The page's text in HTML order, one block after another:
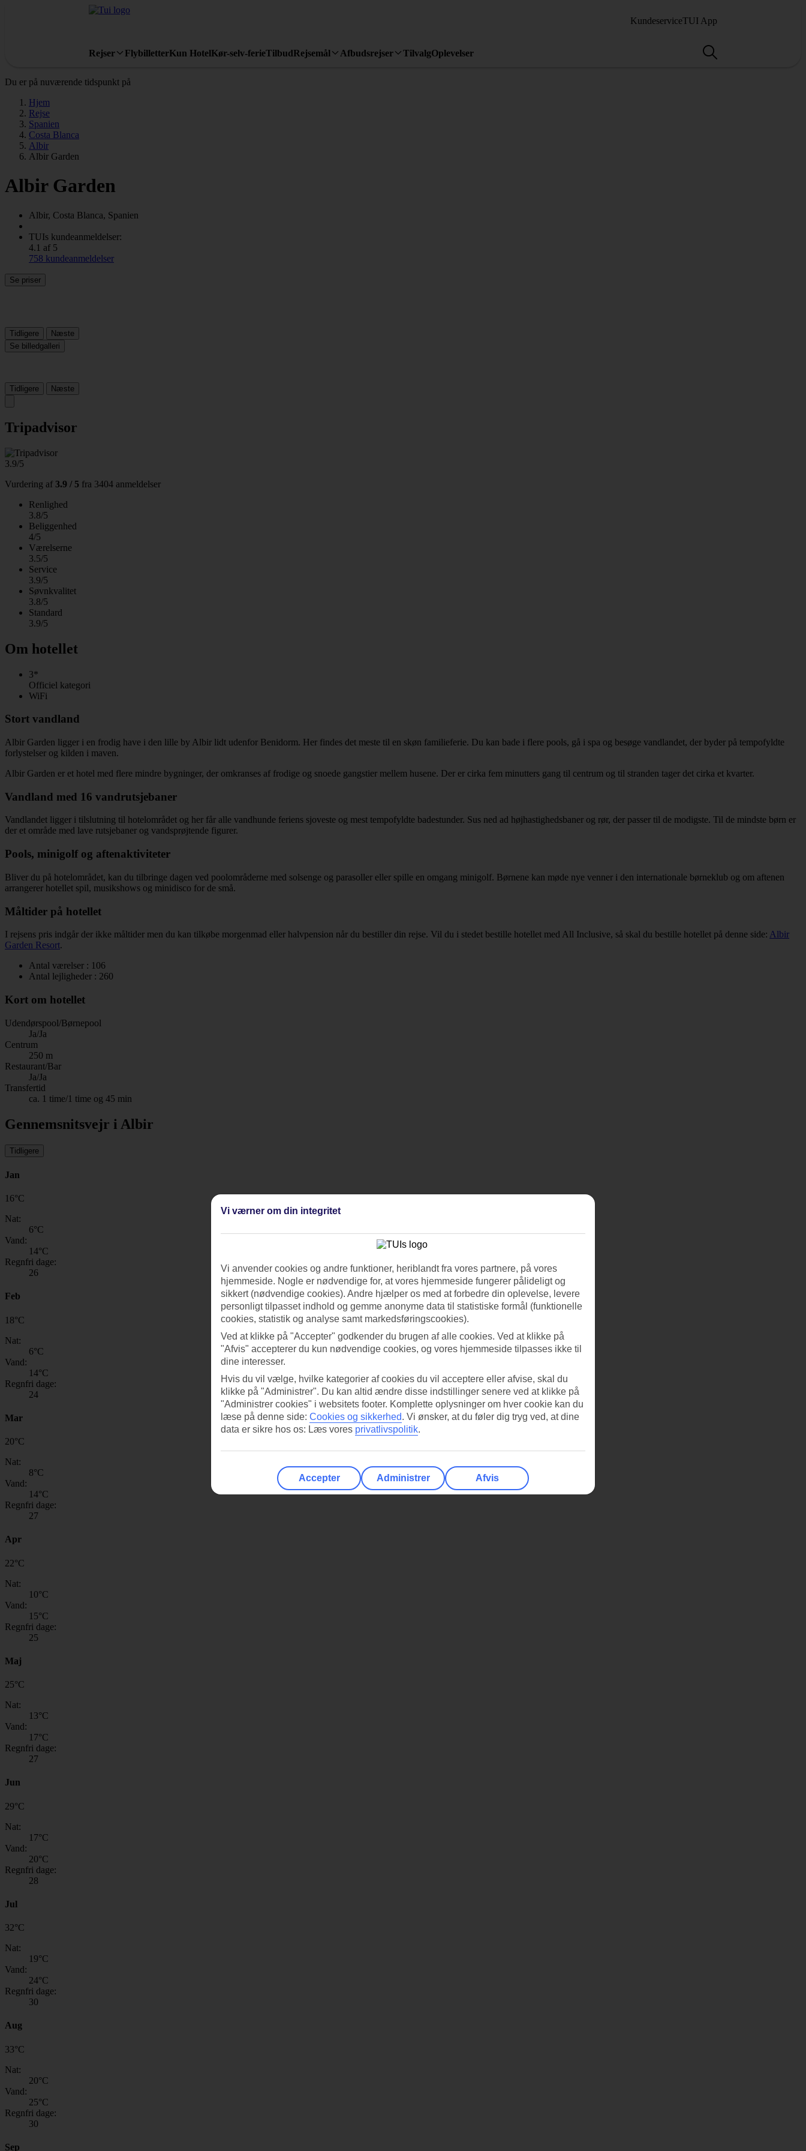
KundeserviceTUI App
Rejser FlybilletterKun HotelKør-selv-ferieTilbudRejsemål Afbudsrejser TilvalgOplevelser
Du er på nuværende tidspunkt på
Hjem
Rejse
Spanien
Costa Blanca
Albir
Albir Garden
Albir Garden
Albir, Costa Blanca, Spanien
TUIs kundeanmeldelser:
4.1 af 5
758 kundeanmeldelser
Se priser
Tidligere
Næste
Se billedgalleri
Tidligere Næste
Tripadvisor
3.9/5
Vurdering af 3.9 / 5 fra 3404 anmeldelser
Renlighed
3.8/5
Beliggenhed
4/5
Værelserne
3.5/5
Service
3.9/5
Søvnkvalitet
3.8/5
Standard
3.9/5
Om hotellet
3*
Officiel kategori
WiFi
Stort vandland
Albir Garden ligger i en frodig have i den lille by Albir lidt udenfor Benidorm. Her findes det meste til en skøn familieferie. Du kan bade i flere pools, gå i spa og besøge vandlandet, der byder på tempofyldte
forlystelser og kilden i maven.
Albir Garden er et hotel med flere mindre bygninger, der omkranses af frodige og snoede gangstier mellem husene. Der er cirka fem minutters gang til centrum og til stranden tager det cirka et kvarter.
Vandland med 16 vandrutsjebaner
Vandlandet ligger i tilslutning til hotelområdet og her får alle vandhunde feriens sjoveste og mest tempofyldte badestunder. Sus ned ad højhastighedsbaner og rør, der passer til de modigste. Til de mindste børn er
der et område med lave rutsjebaner og vandsprøjtende figurer.
Pools, minigolf og aftenaktiviteter
Bliver du på hotelområdet, kan du tilbringe dagen ved poolområderne med solsenge og parasoller eller spille en omgang minigolf. Børnene kan møde nye venner i den internationale børneklub og om aftenen
arrangerer hotellet spil, musikshows og minidisco for de små.
Måltider på hotellet
I rejsens pris indgår der ikke måltider men du kan tilkøbe morgenmad eller halvpension når du bestiller din rejse. Vil du i stedet bestille hotellet med All Inclusive, så skal du bestille hotellet på denne side: Albir
Garden Resort.
Antal værelser : 106
Antal lejligheder : 260
Kort om hotellet
Udendørspool/Børnepool
Ja/Ja
Centrum
250 m
Restaurant/Bar
Ja/Ja
Transfertid
ca. 1 time/1 time og 45 min
Gennemsnitsvejr i Albir
Tidligere
Jan
16°C
Nat:
6°C
Vand:
14°C
Regnfri dage:
26
Feb
18°C
Nat:
6°C
Vand:
14°C
Regnfri dage:
24
Mar
20°C
Nat:
8°C
Vand:
14°C
Regnfri dage:
27
Apr
22°C
Nat:
10°C
Vand:
15°C
Regnfri dage:
25
Maj
25°C
Nat:
13°C
Vand:
17°C
Regnfri dage:
27
Jun
29°C
Nat:
17°C
Vand:
20°C
Regnfri dage:
28
Jul
32°C
Nat:
19°C
Vand:
24°C
Regnfri dage:
30
Aug
33°C
Nat:
20°C
Vand:
25°C
Regnfri dage:
30
Sep
Vi værner om din integritet
Vi anvender cookies og andre funktioner, heriblandt fra vores partnere, på vores
hjemmeside. Nogle er nødvendige for, at vores hjemmeside fungerer pålideligt og
sikkert (nødvendige cookies). Andre hjælper os med at forbedre din oplevelse, levere
personligt tilpasset indhold og gemme anonyme data til statistiske formål (funktionelle
cookies, statistik og analyse samt markedsføringscookies).
Ved at klikke på "Accepter" godkender du brugen af alle cookies. Ved at klikke på
"Afvis" accepterer du kun nødvendige cookies, og vores hjemmeside tilpasses ikke til
dine interesser.
Hvis du vil vælge, hvilke kategorier af cookies du vil acceptere eller afvise, skal du
klikke på "Administrer". Du kan altid ændre disse indstillinger senere ved at klikke på
"Administrer cookies" i websitets footer. Komplette oplysninger om hver cookie kan du
læse på denne side: Cookies og sikkerhed. Vi ønsker, at du føler dig tryg ved, at dine
data er sikre hos os: Læs vores privatlivspolitik.
Accepter Administrer Afvis